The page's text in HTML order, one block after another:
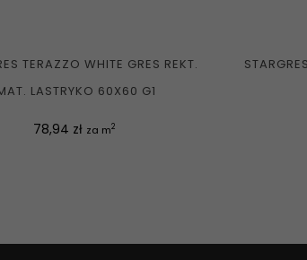
TERAZZO WHITE GRES REKT.
LASTRYKO 60X60 G1
Cena
78,94 zł za m2